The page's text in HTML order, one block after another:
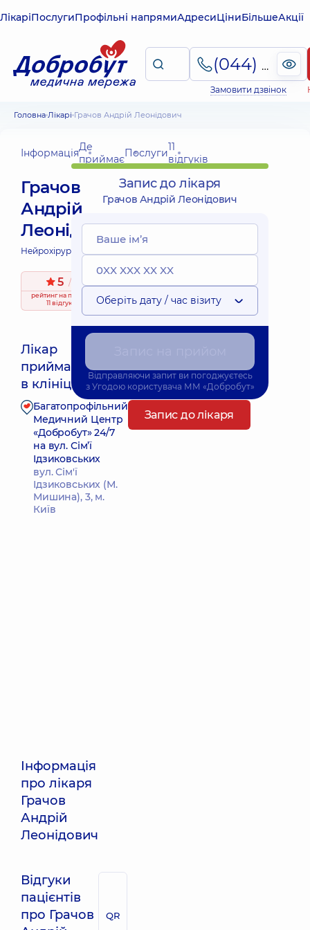
ЛікаріПослугиПрофільні напрямиАдресиЦіниБільшеАкції
(044) 495-2-888
Замовити дзвінок
Головна Лікарі Грачов Андрій Леонідович
ІнформаціяДе
приймаєПослуги11
відгуків
Грачов
Андрій
Леонідович
Нейрохірург;
5 / 5
рейтингна підставі
11 відгуків
Лікар
приймає
в клініці
Найближчий час прийому: Сьогодні о 22:15
Багатопрофільний
Медичний Центр
«Добробут» 24/7
на вул. Сім’ї
Ідзиковських
вул. Сім'ї
Ідзиковських (М.
Мишина), 3, м.
Київ
Запис до лікаря
Інформація
про лікаря
Грачов
Андрій
Леонідович
Відгуки
пацієнтів
про Грачов
QR
Запис до лікаря
Грачов Андрій Леонідович
Оберіть дату / час візиту
Відправляючи запит ви погоджуєтесь
з Угодою користувача ММ «Добробут»